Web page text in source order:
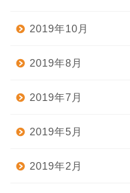
2019年10月
2019年8月
2019年7月
2019年5月
2019年2月